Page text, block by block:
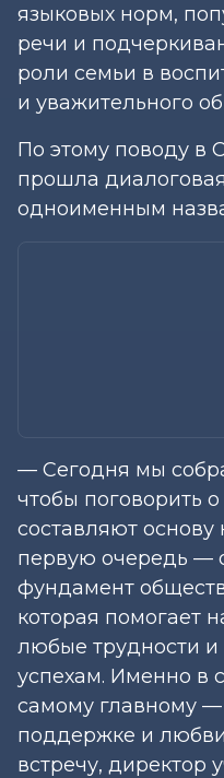
языковых норм,
речи и
роли семьи в
и уважительного
По этому поводу
прошла
одноименным
— Сегодня мы
чтобы поговорить
составляют
первую очередь —
фундамент
которая помогает
любые трудности и
успехам. Именно в
самому главному
поддержке и
встречу, директор